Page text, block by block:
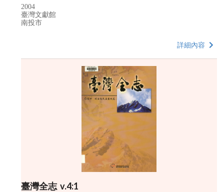
2004
臺灣文獻館
南投市
詳細內容
臺灣全志 v.4:1